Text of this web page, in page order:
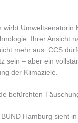
wirbt Umweltsenatorin
Ihrer Ansicht
mehr aus. CCS
sein – aber ein
der Klimaziele.
befürchten
Hamburg sieht